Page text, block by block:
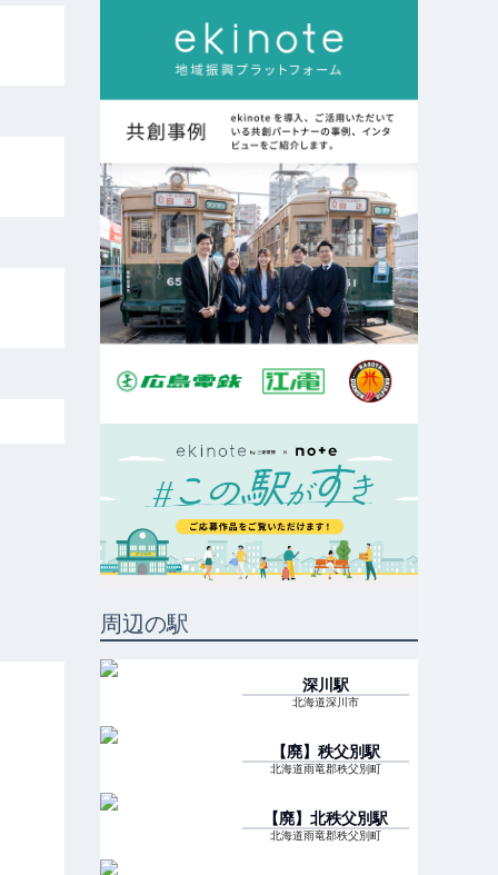
周辺の駅
深川駅
北海道深川市
【廃】秩父別駅
北海道雨竜郡秩父別町
【廃】北秩父別駅
北海道雨竜郡秩父別町